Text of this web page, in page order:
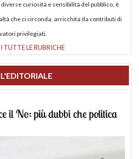
curiosità e sensibilità del pubblico, è
che ci circonda, arricchita da contributi di
privilegiati.
TUTTE LE RUBRICHE
L'EDITORIALE